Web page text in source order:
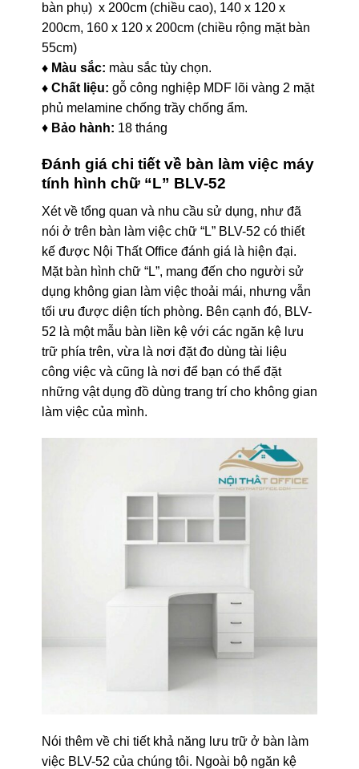
bàn phụ) x 200cm (chiều cao), 140 x 120 x
200cm, 160 x 120 x 200cm (chiều rộng mặt bàn
55cm)
♦ Màu sắc: màu sắc tùy chọn.
♦ Chất liệu: gỗ công nghiệp MDF lõi vàng 2 mặt
phủ melamine chống trầy chống ẩm.
♦Bảo hành: 18 tháng
Đánh giá chi tiết về bàn làm việc máy
tính hình chữ “L” BLV-52
Xét về tổng quan và nhu cầu sử dụng, như đã
nói ở trên bàn làm việc chữ “L” BLV-52 có thiết
kế được Nội Thất Office đánh giá là hiện đại.
Mặt bàn hình chữ “L”, mang đến cho người sử
dụng không gian làm việc thoải mái, nhưng vẫn
tối ưu được diện tích phòng. Bên cạnh đó, BLV-
52 là một mẫu bàn liền kệ với các ngăn kệ lưu
trữ phía trên, vừa là nơi đặt đo dùng tài liệu
công việc và cũng là nơi để bạn có thể đặt
những vật dụng đồ dùng trang trí cho không gian
làm việc của mình.
Nói thêm về chi tiết khả năng lưu trữ ở bàn làm
việc BLV-52 của chúng tôi. Ngoài bộ ngăn kệ